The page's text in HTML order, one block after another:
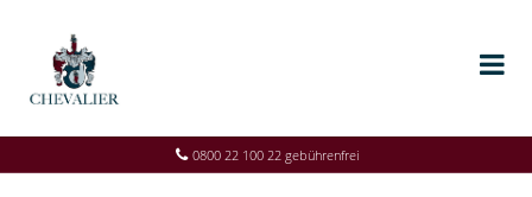
0800 22 100 22 gebührenfrei